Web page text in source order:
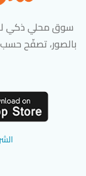
سوق محلي ذكي
بالصور، تصفّح حسب